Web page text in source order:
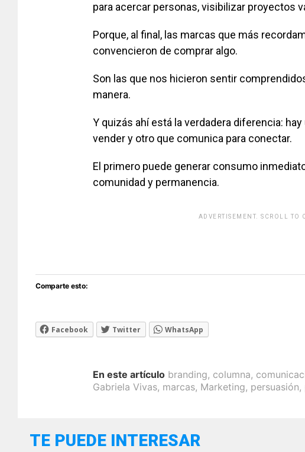
para acercar personas, visibilizar proyectos
Porque, al final, las marcas que más
convencieron de comprar algo.
Son las que nos hicieron sentir
manera.
Y quizás ahí está la verdadera diferencia:
vender y otro que comunica para conectar.
El primero puede generar consumo
comunidad y permanencia.
ADVERTISEMENT. SCROLL TO
Comparte esto:
Facebook Twitter WhatsApp
En este artículo branding, columna,
Gabriela Vivas, marcas, Marketing, persuasión,
TE PUEDE INTERESAR